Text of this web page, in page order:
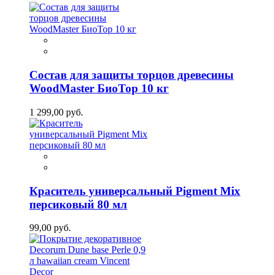
Состав для защиты торцов древесины
WoodMaster БиоТор 10 кг
1 299,00 руб.
Краситель универсальный Pigment Mix
персиковый 80 мл
99,00 руб.